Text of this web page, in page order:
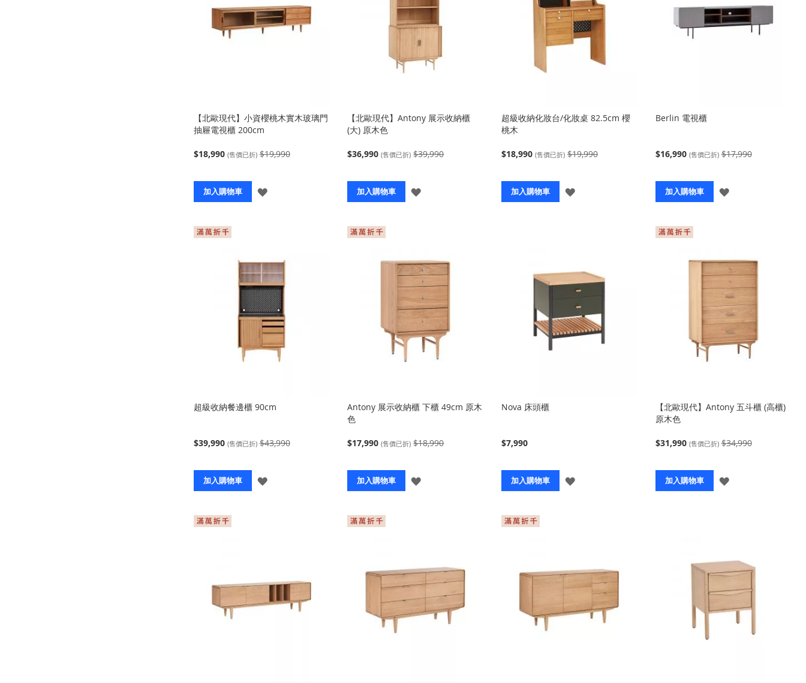
【北歐現代】小資櫻桃木實木玻璃門
抽屜電視櫃 200cm
$18,990 (售價已折) $19,990
加入購物車
登
【北歐現代】Antony 展示收納櫃
(大) 原木色
$36,990 (售價已折) $39,990
加入購物車
登
超級收納化妝台/化妝桌 82.5cm 櫻
桃木
$18,990 (售價已折) $19,990
加入購物車
登
Berlin 電視櫃
$16,990 (售價已折) $17,990
加入購物車
登
超級收納餐邊櫃 90cm
$39,990 (售價已折) $43,990
加入購物車
登
Antony 展示收納櫃 下櫃 49cm 原木
色
$17,990 (售價已折) $18,990
加入購物車
登
Nova 床頭櫃
$7,990
加入購物車
登
【北歐現代】Antony 五斗櫃 (高櫃)
原木色
$31,990 (售價已折) $34,990
加入購物車
登